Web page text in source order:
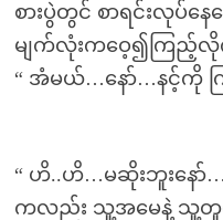
စားပွဲတွင် စာရင်းလုပ်
မျက်လုံးကဝေ့၍ကြည့်
“ အံမယ်…နော်…နင့်ကို
“ ဟိ..ဟိ…မဆိုးဘူးနေ
ကလည်း သူ့အမေနဲ့ သူ့တူ